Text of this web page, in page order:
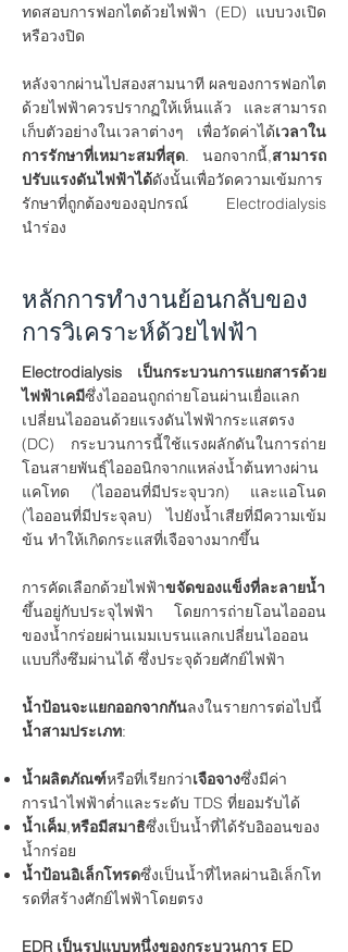
ทดสอบการฟอกไตด้วยไฟฟ้า (ED) แบบวงเปิด
หรือวงปิด
หลังจากผ่านไปสองสามนาที ผลของการฟอกไต
ด้วยไฟฟ้าควรปรากฏให้เห็นแล้ว และสามารถ
เก็บตัวอย่างในเวลาต่างๆ เพื่อวัดค่าได้เวลาใน
การรักษาที่เหมาะสมที่สุด. นอกจากนี้,สามารถ
ปรับแรงดันไฟฟ้าได้ดังนั้นเพื่อวัดความเข้มการ
รักษาที่ถูกต้องของอุปกรณ์ Electrodialysis
นำร่อง
หลักการทำงานย้อนกลับของ
การวิเคราะห์ด้วยไฟฟ้า
Electrodialysis เป็นกระบวนการแยกสารด้วย
ไฟฟ้าเคมีซึ่งไอออนถูกถ่ายโอนผ่านเยื่อแลก
เปลี่ยนไอออนด้วยแรงดันไฟฟ้ากระแสตรง
(DC) กระบวนการนี้ใช้แรงผลักดันในการถ่าย
โอนสายพันธุ์ไอออนิกจากแหล่งน้ำต้นทางผ่าน
แคโทด (ไอออนที่มีประจุบวก) และแอโนด
(ไอออนที่มีประจุลบ) ไปยังน้ำเสียที่มีความเข้ม
ข้น ทำให้เกิดกระแสที่เจือจางมากขึ้น
การคัดเลือกด้วยไฟฟ้าขจัดของแข็งที่ละลายน้ำ
ขึ้นอยู่กับประจุไฟฟ้า โดยการถ่ายโอนไอออน
ของน้ำกร่อยผ่านเมมเบรนแลกเปลี่ยนไอออน
แบบกึ่งซึมผ่านได้ ซึ่งประจุด้วยศักย์ไฟฟ้า
น้ำป้อนจะแยกออกจากกันลงในรายการต่อไปนี้
น้ำสามประเภท:
น้ำผลิตภัณฑ์หรือที่เรียกว่าเจือจางซึ่งมีค่า
การนำไฟฟ้าต่ำและระดับ TDS ที่ยอมรับได้
น้ำเค็ม,หรือมีสมาธิซึ่งเป็นน้ำที่ได้รับอิออนของ
น้ำกร่อย
น้ำป้อนอิเล็กโทรดซึ่งเป็นน้ำที่ไหลผ่านอิเล็กโท
รดที่สร้างศักย์ไฟฟ้าโดยตรง
EDR เป็นรูปแบบหนึ่งของกระบวนการ ED